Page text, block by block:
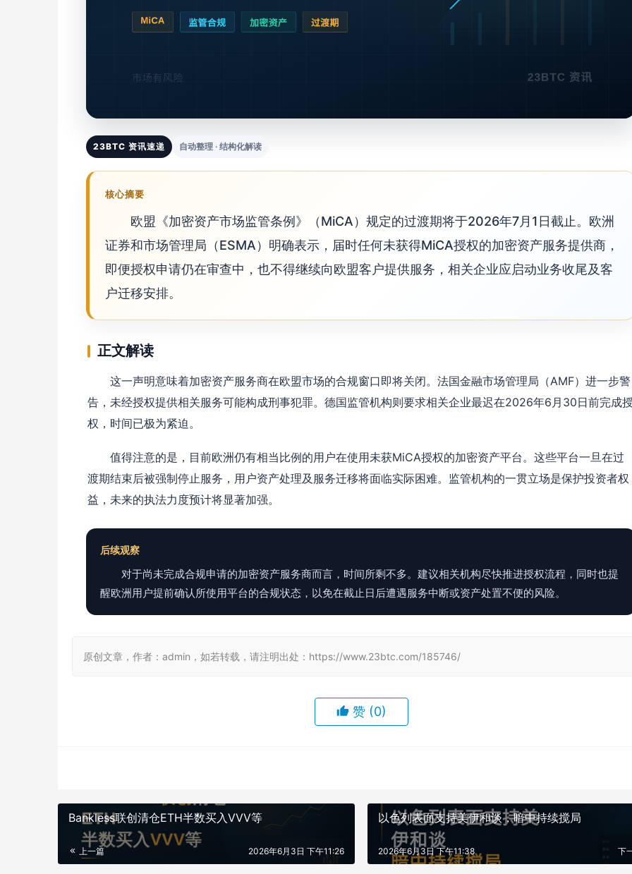
23BTC 资讯速递 自动整理 · 结构化解读
核心摘要
欧盟《加密资产市场监管条例》（MiCA）规定的过渡期将于2026年7月1日截止。欧洲
证券和市场管理局（ESMA）明确表示，届时任何未获得MiCA授权的加密资产服务提供商，
即便授权申请仍在审查中，也不得继续向欧盟客户提供服务，相关企业应启动业务收尾及客
户迁移安排。
正文解读
这一声明意味着加密资产服务商在欧盟市场的合规窗口即将关闭。法国金融市场管理局（AMF）进一步警
告，未经授权提供相关服务可能构成刑事犯罪。德国监管机构则要求相关企业最迟在2026年6月30日前完成
权，时间已极为紧迫。
值得注意的是，目前欧洲仍有相当比例的用户在使用未获MiCA授权的加密资产平台。这些平台一旦在过
渡期结束后被强制停止服务，用户资产处理及服务迁移将面临实际困难。监管机构的一贯立场是保护投资者权
益，未来的执法力度预计将显著加强。
后续观察
对于尚未完成合规申请的加密资产服务商而言，时间所剩不多。建议相关机构尽快推进授权流程，同时也提
醒欧洲用户提前确认所使用平台的合规状态，以免在截止日后遭遇服务中断或资产处置不便的风险。
原创文章，作者：admin，如若转载，请注明出处：https://www.23btc.com/185746/
赞 (0)
Bankless联创清仓ETH半数买入VVV等
上一篇 2026年6月3日 下午11:26
以色列表面支持美伊和谈，暗中持续搅局
下
2026年6月3日 下午11:38